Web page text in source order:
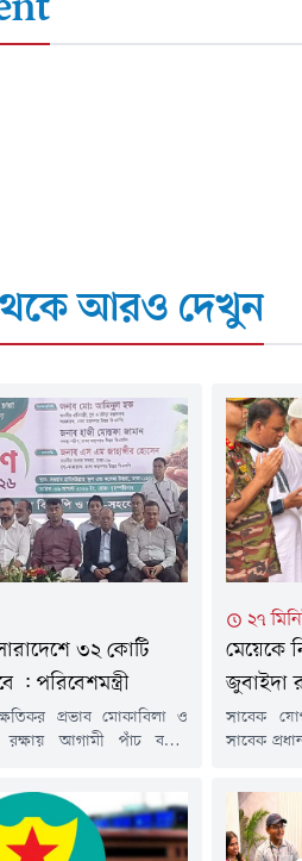
আরও দেখুন
৩২ কোটি
: পরিবেশমন্ত্রী
প্রভাব মোকাবিলা ও
রক্ষায় আগামী পাঁচ বছরে
সময়ের মধ্যে সাড়ে ৩ লাখ
লক্ষ্যমাত্রা নির্ধারণ করা
আগস্ট) সকালে রাজধানীর
২৭
মেয়েকে
জুবাইদা
সাবেক
সাবেক
নিবেদন
আগস্ট)